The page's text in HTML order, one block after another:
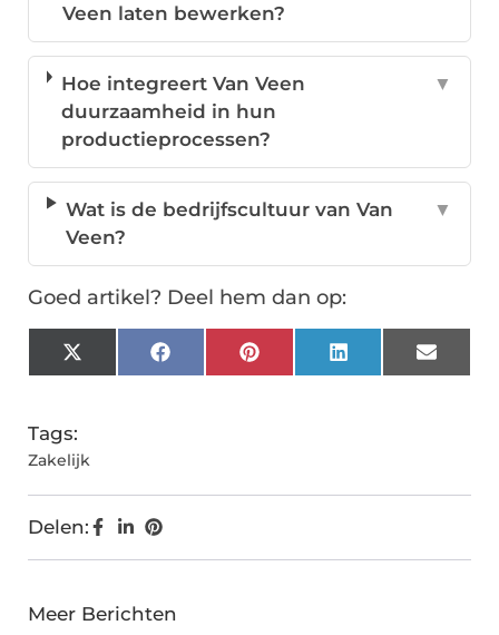
Veen laten bewerken?
Hoe integreert Van Veen
duurzaamheid in hun
productieprocessen?
▼
Wat is de bedrijfscultuur van Van
Veen?
▼
Goed artikel? Deel hem dan op:
X
(Twitter)
FacebookPinterestLinkedInEmail
Tags:
Zakelijk
Delen:
Meer Berichten